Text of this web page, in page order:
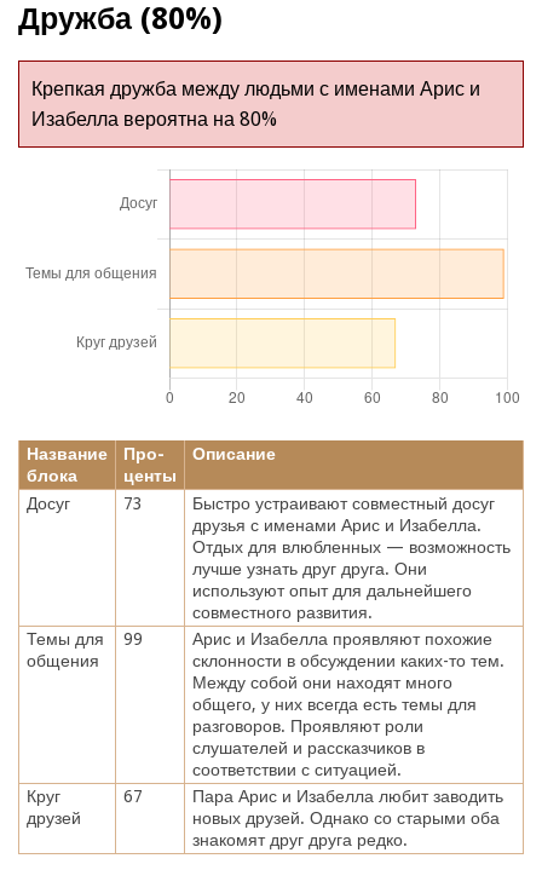
Дружба (80%)
Крепкая дружба между людьми с именами Арис и
Изабелла вероятна на 80%
Название
блока
Про-
центы
Описание
Досуг 73
Быстро устраивают совместный досуг
друзья с именами Арис и Изабелла.
Отдых для влюбленных — возможность
лучше узнать друг друга. Они
используют опыт для дальнейшего
совместного развития.
Темы для
общения
99
Арис и Изабелла проявляют похожие
склонности в обсуждении каких-то тем.
Между собой они находят много
общего, у них всегда есть темы для
разговоров. Проявляют роли
слушателей и рассказчиков в
соответствии с ситуацией.
Круг
друзей
67
Пара Арис и Изабелла любит заводить
новых друзей. Однако со старыми оба
знакомят друг друга редко.